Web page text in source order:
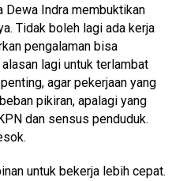
Dewa Indra membuktikan
Tidak boleh lagi ada kerja
pengalaman bisa
lagi untuk terlambat
agar pekerjaan yang
pikiran, apalagi yang
dan sensus penduduk.
untuk bekerja lebih cepat.